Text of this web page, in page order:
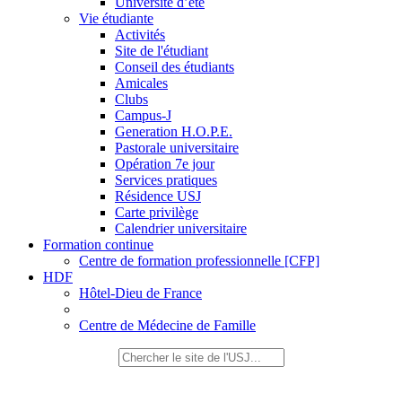
Vie étudiante
Activités
Site de l'étudiant
Conseil des étudiants
Amicales
Clubs
Campus-J
Generation H.O.P.E.
Pastorale universitaire
Opération 7e jour
Services pratiques
Résidence USJ
Carte privilège
Calendrier universitaire
Formation continue
Centre de formation professionnelle [CFP]
HDF
Hôtel-Dieu de France
Centre de Médecine de Famille